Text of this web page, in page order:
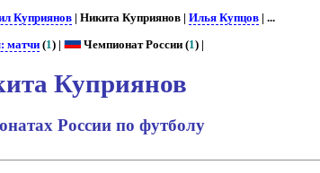
Куприянов| Никита Куприянов | Илья Купцов| ...
матчи(1) | Чемпионат России (1) |
Куприянов
России по футболу